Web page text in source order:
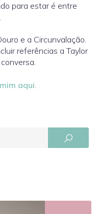
para estar é entre
e a Circunvalação.
referências a Taylor
aqui.